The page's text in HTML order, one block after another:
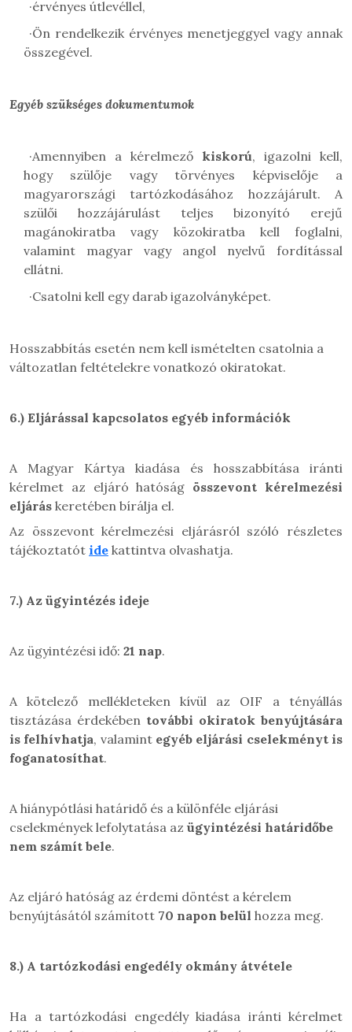
·érvényes útlevéllel,
·Ön rendelkezik érvényes menetjeggyel vagy annak
összegével.
Egyéb szükséges dokumentumok
·Amennyiben a kérelmező kiskorú, igazolni kell,
hogy szülője vagy törvényes képviselője a
magyarországi tartózkodásához hozzájárult. A
szülői hozzájárulást teljes bizonyító erejű
magánokiratba vagy közokiratba kell foglalni,
valamint magyar vagy angol nyelvű fordítással
ellátni.
·Csatolni kell egy darab igazolványképet.
Hosszabbítás esetén nem kell ismételten csatolnia a
változatlan feltételekre vonatkozó okiratokat.
6.) Eljárással kapcsolatos egyéb információk
A Magyar Kártya kiadása és hosszabbítása iránti
kérelmet az eljáró hatóság összevont kérelmezési
eljárás keretében bírálja el.
Az összevont kérelmezési eljárásról szóló részletes
tájékoztatót ide kattintva olvashatja.
7.) Az ügyintézés ideje
Az ügyintézési idő: 21 nap.
A kötelező mellékleteken kívül az OIF a tényállás
tisztázása érdekében további okiratok benyújtására
is felhívhatja, valamint egyéb eljárási cselekményt is
foganatosíthat.
A hiánypótlási határidő és a különféle eljárási
cselekmények lefolytatása az ügyintézési határidőbe
nem számít bele.
Az eljáró hatóság az érdemi döntést a kérelem
benyújtásától számított 70 napon belül hozza meg.
8.) A tartózkodási engedély okmány átvétele
Ha a tartózkodási engedély kiadása iránti kérelmet